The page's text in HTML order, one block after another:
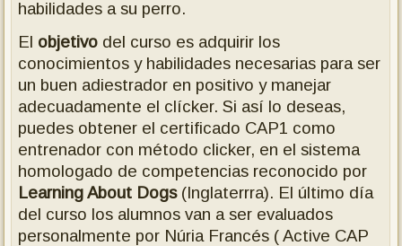
habilidades a su perro.
El objetivo del curso es adquirir los
conocimientos y habilidades necesarias para ser
un buen adiestrador en positivo y manejar
adecuadamente el clícker. Si así lo deseas,
puedes obtener el certificado CAP1 como
entrenador con método clicker, en el sistema
homologado de competencias reconocido por
Learning About Dogs(Inglaterrra). El último día
del curso los alumnos van a ser evaluados
personalmente por Núria Francés ( Active CAP